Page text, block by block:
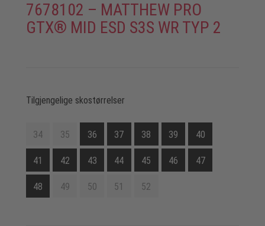
7678102 – MATTHEW PRO
GTX® MID ESD S3S WR TYP 2
Tilgjengelige skostørrelser
34 35 36 37 38 39 40
41 42 43 44 45 46 47
48 49 50 51 52